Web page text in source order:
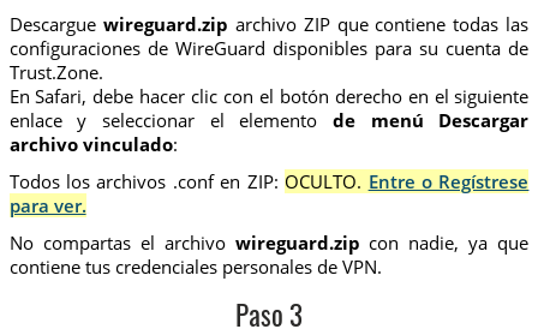
Descargue wireguard.zip archivo ZIP que contiene todas las
configuraciones de WireGuard disponibles para su cuenta de
Trust.Zone.
En Safari, debe hacer clic con el botón derecho en el siguiente
enlace y seleccionar el elementode menú Descargar
archivo vinculado:
Todos los archivos .conf en ZIP: OCULTO. Entre o Regístrese
para ver.
No compartas el archivo wireguard.zip con nadie, ya que
contiene tus credenciales personales de VPN.
Paso 3